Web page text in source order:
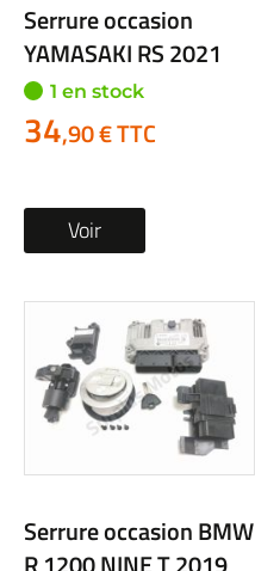
Serrure occasion
YAMASAKI RS 2021
1 en stock
34,90 € TTC
Voir
Serrure occasion BMW